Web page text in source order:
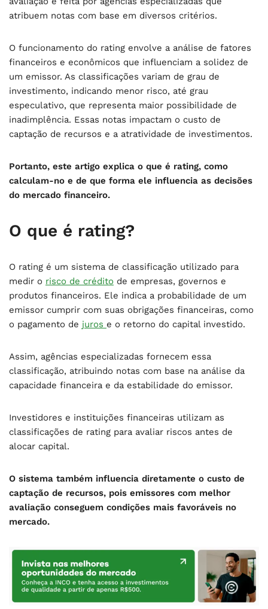
atribuem notas com base em diversos critérios.
O funcionamento do rating envolve a análise de fatores
financeiros e econômicos que influenciam a solidez de
um emissor. As classificações variam de grau de
investimento, indicando menor risco, até grau
especulativo, que representa maior possibilidade de
inadimplência. Essas notas impactam o custo de
captação de recursos e a atratividade de investimentos.
Portanto, este artigo explica o que é rating, como
calculam-no e de que forma ele influencia as decisões
do mercado financeiro.
O que é rating?
O rating é um sistema de classificação utilizado para
medir o risco de crédito de empresas, governos e
produtos financeiros. Ele indica a probabilidade de um
emissor cumprir com suas obrigações financeiras, como
o pagamento de juros e o retorno do capital investido.
Assim, agências especializadas fornecem essa
classificação, atribuindo notas com base na análise da
capacidade financeira e da estabilidade do emissor.
Investidores e instituições financeiras utilizam as
classificações de rating para avaliar riscos antes de
alocar capital.
O sistema também influencia diretamente o custo de
captação de recursos, pois emissores com melhor
avaliação conseguem condições mais favoráveis no
mercado.